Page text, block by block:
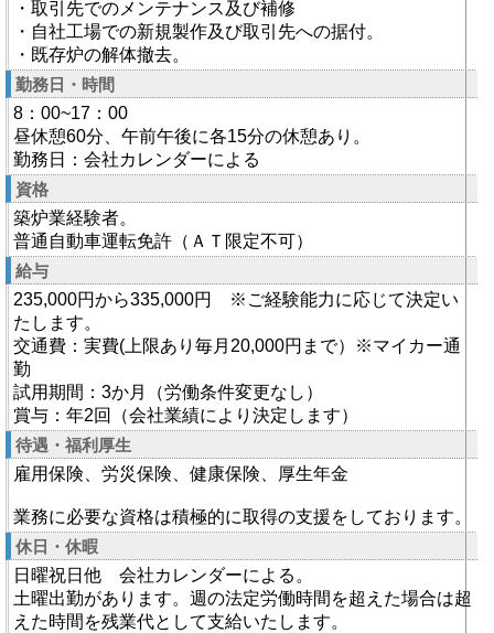
・取引先でのメンテナンス及び補修
・自社工場での新規製作及び取引先への据付。
・既存炉の解体撤去。
勤務日・時間
8：00~17：00
昼休憩60分、午前午後に各15分の休憩あり。
勤務日：会社カレンダーによる
資格
築炉業経験者。
普通自動車運転免許（ＡＴ限定不可）
給与
235,000円から335,000円 ※ご経験能力に応じて決定い
たします。
交通費：実費(上限あり毎月20,000円まで）※マイカー通
勤
試用期間：3か月（労働条件変更なし）
賞与：年2回（会社業績により決定します）
待遇・福利厚生
雇用保険、労災保険、健康保険、厚生年金
業務に必要な資格は積極的に取得の支援をしております。
休日・休暇
日曜祝日他 会社カレンダーによる。
土曜出勤があります。週の法定労働時間を超えた場合は超
えた時間を残業代として支給いたします。